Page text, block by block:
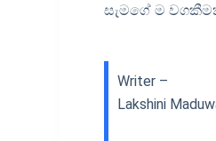
සැමගේ ම
Writer –
Lakshini